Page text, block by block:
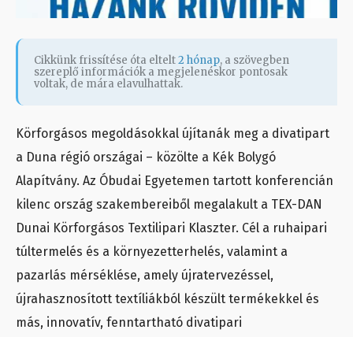
Cikkünk frissítése óta eltelt2 hónap, a szövegben
szereplő információk a megjelenéskor pontosak
voltak, de mára elavulhattak.
Körforgásos megoldásokkal újítanák meg a divatipart
a Duna régió országai – közölte a Kék Bolygó
Alapítvány. Az Óbudai Egyetemen tartott konferencián
kilenc ország szakembereiből megalakult a TEX-DAN
Dunai Körforgásos Textilipari Klaszter. Cél a ruhaipari
túltermelés és a környezetterhelés, valamint a
pazarlás mérséklése, amely újratervezéssel,
újrahasznosított textíliákból készült termékekkel és
más, innovatív, fenntartható divatipari